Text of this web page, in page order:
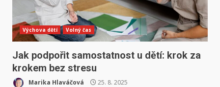
Výchova dětí Volný čas
Jak podpořit samostatnost u dětí: krok za
krokem bez stresu
Marika Hlaváčová 25. 8. 2025